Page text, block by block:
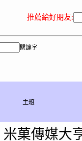
推薦給好朋友:
關鍵字
主題
米菓傳媒大